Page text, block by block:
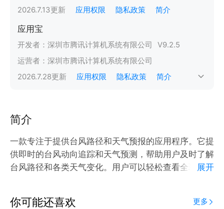
2026.7.13更新 应用权限 隐私政策 简介
应用宝
开发者： 深圳市腾讯计算机系统有限公司 V9.2.5
运营者： 深圳市腾讯计算机系统有限公司
2026.7.28更新 应用权限 隐私政策 简介
简介
一款专注于提供台风路径和天气预报的应用程序。它提
供即时的台风动向追踪和天气预测，帮助用户及时了解
台风路径和各类天气变化。用户可以轻松查看全球各地
风来临或天气恶劣时能够及时做出应对。用户界面简洁
展开
你可能还喜欢 更多